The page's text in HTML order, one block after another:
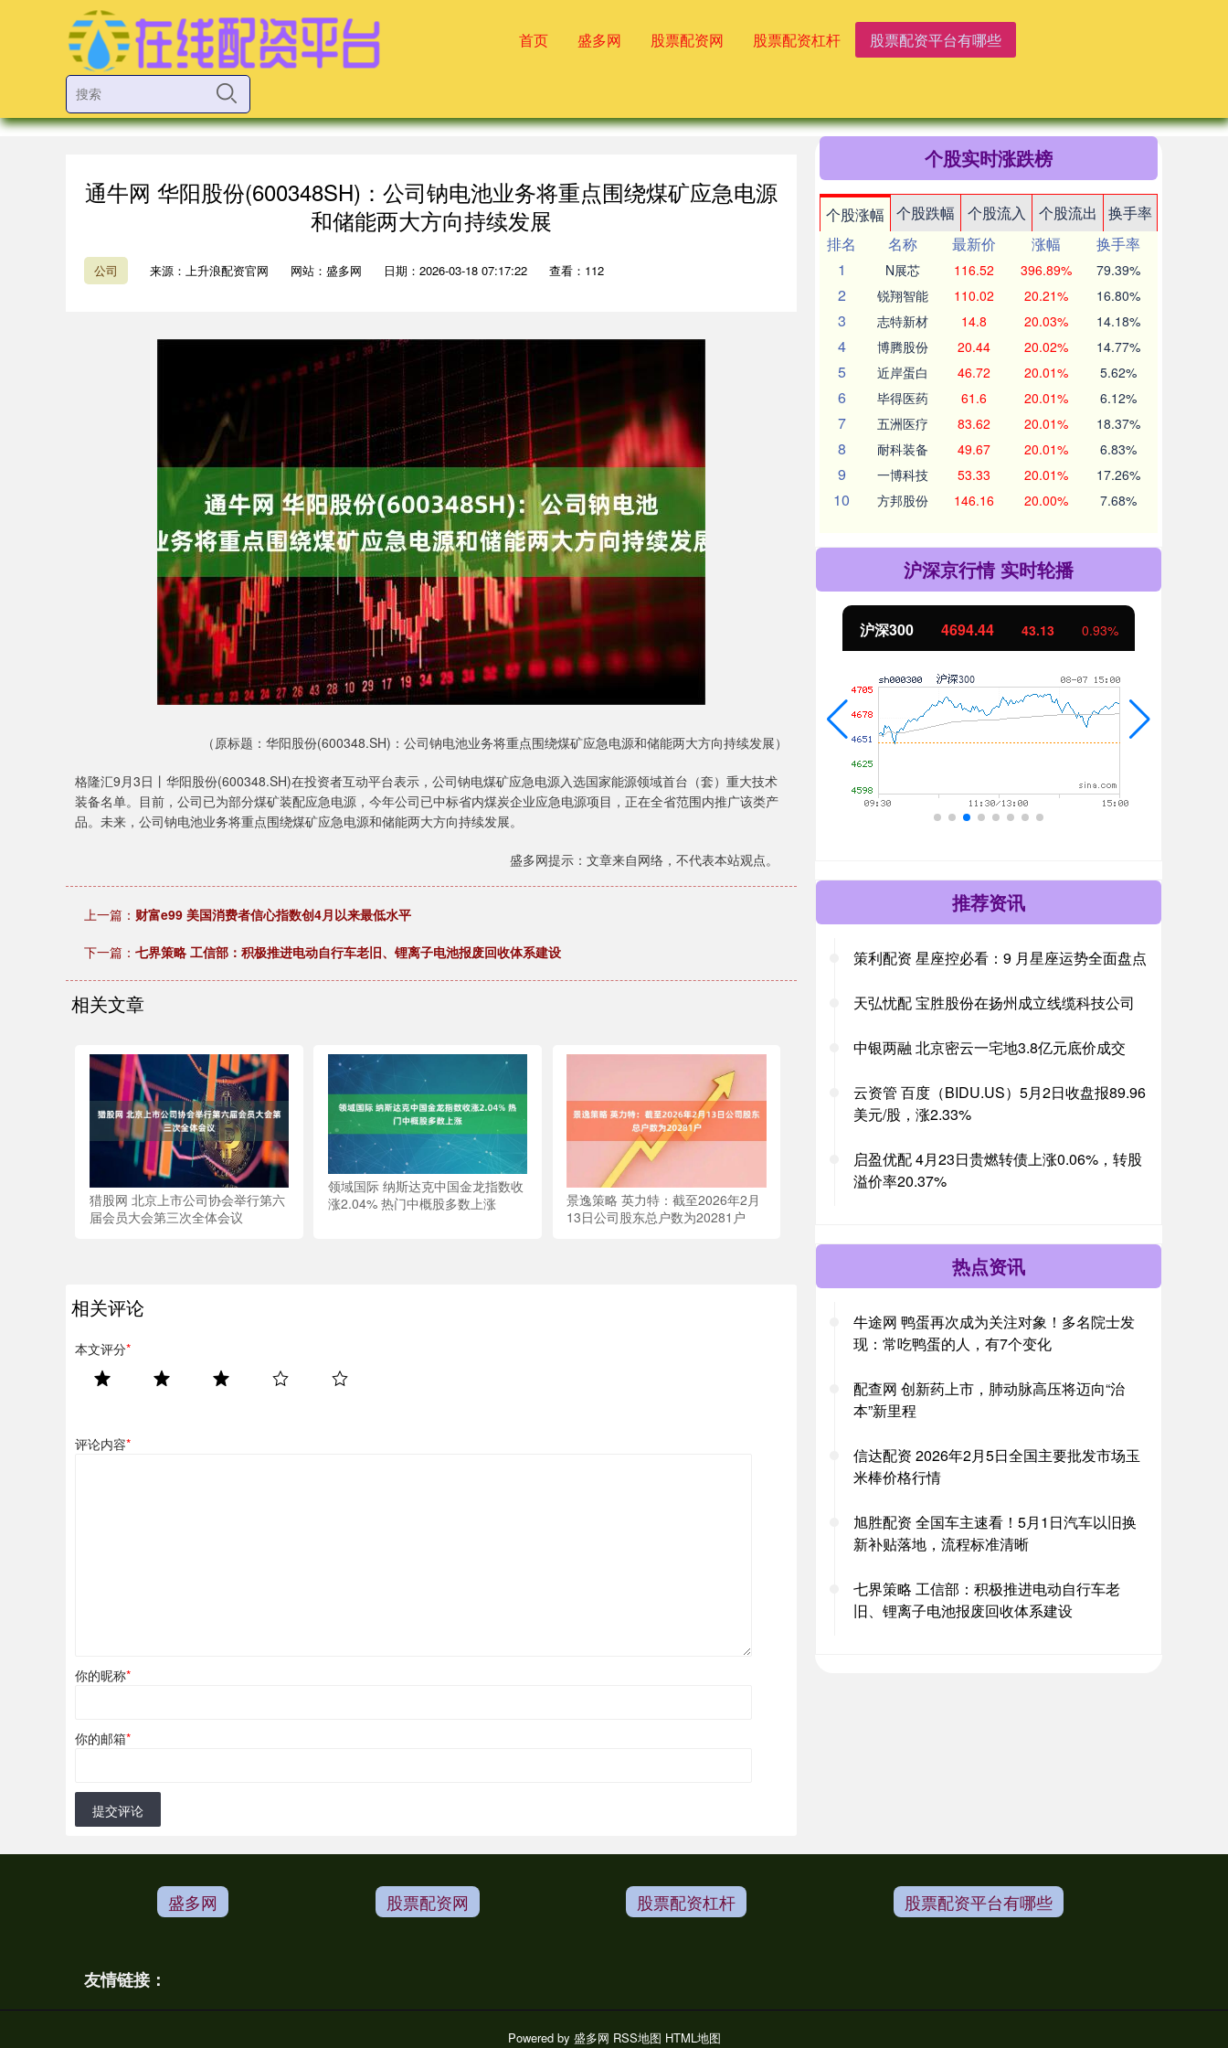
首页 盛多网 股票配资网 股票配资杠杆 股票配资平台有哪些
通牛网 华阳股份(600348SH)：公司钠电池业务将重点围绕煤矿应急电源
和储能两大方向持续发展
公司 来源：上升浪配资官网 网站：盛多网 日期：2026-03-18 07:17:22 查看：112
（原标题：华阳股份(600348.SH)：公司钠电池业务将重点围绕煤矿应急电源和储能两大方向持续发展）
格隆汇9月3日丨华阳股份(600348.SH)在投资者互动平台表示，公司钠电煤矿应急电源入选国家能源领域首台（套）重大技术
装备名单。目前，公司已为部分煤矿装配应急电源，今年公司已中标省内煤炭企业应急电源项目，正在全省范围内推广该类产
品。未来，公司钠电池业务将重点围绕煤矿应急电源和储能两大方向持续发展。
盛多网提示：文章来自网络，不代表本站观点。
上一篇： 财富e99 美国消费者信心指数创4月以来最低水平
下一篇： 七界策略 工信部：积极推进电动自行车老旧、锂离子电池报废回收体系建设
相关文章
猎股网 北京上市公司协会举行第六
届会员大会第三次全体会议
领域国际 纳斯达克中国金龙指数收
涨2.04% 热门中概股多数上涨
景逸策略 英力特：截至2026年2月
13日公司股东总户数为20281户
相关评论
本文评分*
评论内容*
你的昵称*
你的邮箱*
提交评论
个股实时涨跌榜
个股涨幅 个股跌幅 个股流入 个股流出
换手率
排名
名称 最新价 涨幅
换手率
1
N展芯 116.52 396.89% 79.39%
2 锐翔智能 110.02 20.21% 16.80%
3 志特新材 14.8 20.03% 14.18%
4 博腾股份 20.44 20.02% 14.77%
5 近岸蛋白 46.72 20.01% 5.62%
6 毕得医药 61.6 20.01% 6.12%
7 五洲医疗 83.62 20.01% 18.37%
8 耐科装备 49.67 20.01% 6.83%
9 一博科技 53.33 20.01% 17.26%
10 方邦股份 146.16 20.00% 7.68%
沪深京行情 实时轮播
上证指数 3940.04 39.68 1.02% 深证成指 14311.01 沪深300 4694.44 43.13 0.93%
推荐资讯
策利配资 星座控必看：9 月星座运势全面盘点
天弘忧配 宝胜股份在扬州成立线缆科技公司
中银两融 北京密云一宅地3.8亿元底价成交
云资管 百度（BIDU.US）5月2日收盘报89.96
美元/股，涨2.33%
启盈优配 4月23日贵燃转债上涨0.06%，转股
溢价率20.37%
热点资讯
牛途网 鸭蛋再次成为关注对象！多名院士发
现：常吃鸭蛋的人，有7个变化
配查网 创新药上市，肺动脉高压将迈向“治
本”新里程
信达配资 2026年2月5日全国主要批发市场玉
米棒价格行情
旭胜配资 全国车主速看！5月1日汽车以旧换
新补贴落地，流程标准清晰
七界策略 工信部：积极推进电动自行车老
旧、锂离子电池报废回收体系建设
盛多网 股票配资网 股票配资杠杆 股票配资平台有哪些
友情链接：
Powered by 盛多网 RSS地图 HTML地图